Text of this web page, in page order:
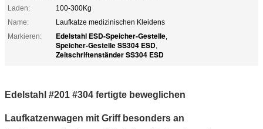
Laden:
100-300Kg
Name:
Laufkatze medizinischen Kleidens
Markieren:
Edelstahl ESD-Speicher-Gestelle,
Speicher-Gestelle SS304 ESD,
Zeitschriftenständer SS304 ESD
Edelstahl #201 #304 fertigte beweglichen
Laufkatzenwagen mit Griff besonders an